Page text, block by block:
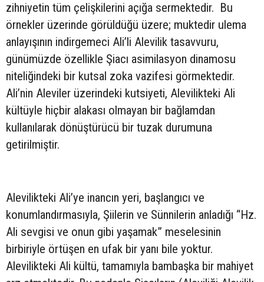
zihniyetin tüm çelişkilerini açığa sermektedir. Bu
örnekler üzerinde görüldüğü üzere; muktedir ulema
anlayışının indirgemeci Ali’li Alevilik tasavvuru,
günümüzde özellikle Şiacı asimilasyon dinamosu
niteliğindeki bir kutsal zoka vazifesi görmektedir.
Ali’nin Aleviler üzerindeki kutsiyeti, Alevilikteki Ali
kültüyle hiçbir alakası olmayan bir bağlamdan
kullanılarak dönüştürücü bir tuzak durumuna
getirilmiştir.
Alevilikteki Ali’ye inancın yeri, başlangıcı ve
konumlandırmasıyla, Şiilerin ve Sünnilerin anladığı “Hz.
Ali sevgisi ve onun gibi yaşamak” meselesinin
birbiriyle örtüşen en ufak bir yanı bile yoktur.
Alevilikteki Ali kültü, tamamıyla bambaşka bir mahiyet